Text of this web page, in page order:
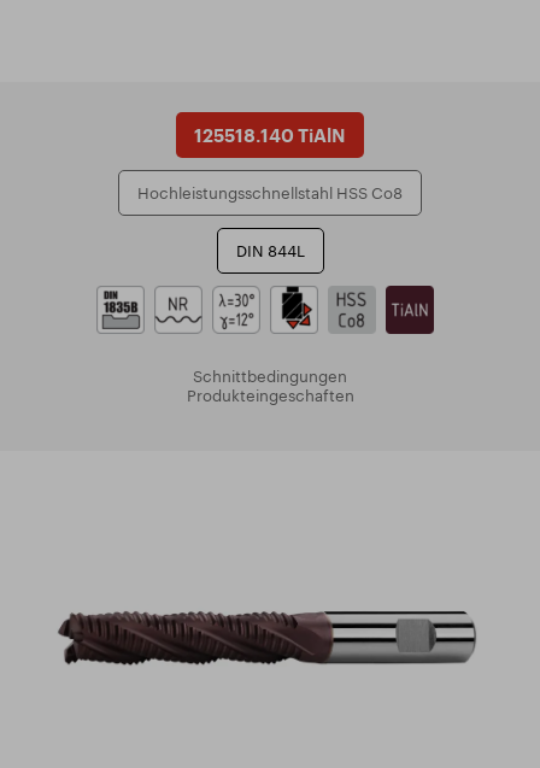
125518.140 TiAlN
Hochleistungsschnellstahl HSS Co8
DIN 844L
Schnittbedingungen
Produkteingeschaften